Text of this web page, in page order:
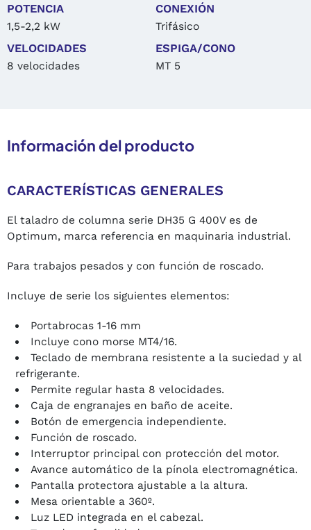
POTENCIA
1,5-2,2 kW
CONEXIÓN
Trifásico
VELOCIDADES
8 velocidades
ESPIGA/CONO
MT 5
Información del producto
CARACTERÍSTICAS GENERALES
El taladro de columna serie DH35 G 400V es de
Optimum, marca referencia en maquinaria industrial.
Para trabajos pesados y con función de roscado.
Incluye de serie los siguientes elementos:
Portabrocas 1-16 mm
Incluye cono morse MT4/16.
Teclado de membrana resistente a la suciedad y al
refrigerante.
Permite regular hasta 8 velocidades.
Caja de engranajes en baño de aceite.
Botón de emergencia independiente.
Función de roscado.
Interruptor principal con protección del motor.
Avance automático de la pínola electromagnética.
Pantalla protectora ajustable a la altura.
Mesa orientable a 360º.
Luz LED integrada en el cabezal.